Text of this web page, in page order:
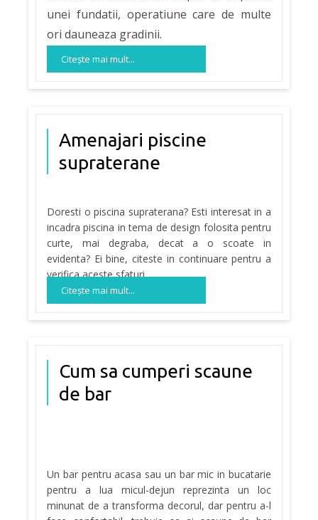
unei fundatii, operatiune care de multe
ori dauneaza gradinii.
Citeşte mai mult...
Amenajari piscine
supraterane
Doresti o piscina supraterana? Esti interesat in a
incadra piscina in tema de design folosita pentru
curte, mai degraba, decat a o scoate in
evidenta? Ei bine, citeste in continuare pentru a
verifica aceste sfaturi.
Citeşte mai mult...
Cum sa cumperi scaune
de bar
Un bar pentru acasa sau un bar mic in bucatarie
pentru a lua micul-dejun reprezinta un loc
minunat de a transforma decorul, dar pentru a-l